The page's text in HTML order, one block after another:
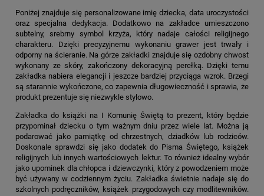
Poniżej znajduje się personalizowane imię dziecka, data uroczystości
oraz specjalna dedykacja. Dodatkowo na zakładce umieszczono
subtelny, srebrny symbol krzyża, który nadaje całości religijnego
charakteru. Dzięki precyzyjnemu wykonaniu grawer jest trwały i
odporny na ścieranie. Na górze zakładki znajduje się ozdobny chwost
wykonany ze skóry, zakończony dekoracyjną perełką. Dzięki temu
zakładka nabiera elegancji i jeszcze bardziej przyciąga wzrok. Brzegi
są starannie wykończone, co zapewnia długowieczność i sprawia, że
produkt prezentuje się niezwykle stylowo.
Zakładka do książki na I Komunię Świętą to prezent, który będzie
przypominał dziecku o tym ważnym dniu przez wiele lat. Można ją
podarować jako pamiątkę od chrzestnych, dziadków lub rodziców.
Doskonale sprawdzi się jako dodatek do Pisma Świętego, książek
religijnych lub innych wartościowych lektur. To również idealny wybór
jako upominek dla chłopca i dziewczynki, który z powodzeniem może
być używany w codziennym życiu. Zakładka świetnie nadaje się do
szkolnych podręczników, książek przygodowych czy modlitewników.